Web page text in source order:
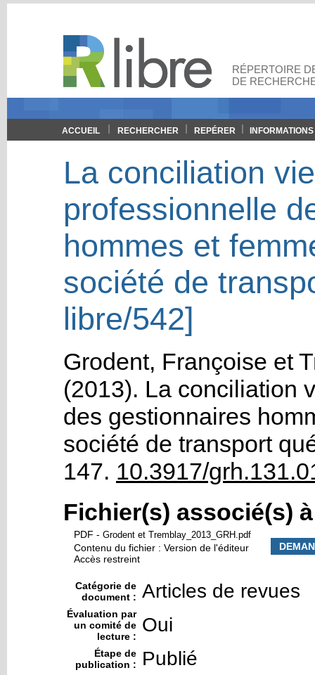
RÉPERTOIRE
DE
ACCUEIL RECHERCHER REPÉRER INFORMATIONS
La conciliation
professionnelle
hommes et
société de
libre/542]
Grodent, Françoise et
(2013). La conciliation
des gestionnaires
société de transport
147. 10.3917/
Fichier(s) associé(s)
PDF - Grodent et Tremblay_2013_GRH.pdf
Contenu du fichier : Version de l'éditeur
Accès restreint
Catégorie de
document : Articles de revues
Évaluation par
un comité de
lecture :
Oui
Étape de
publication :
Publié